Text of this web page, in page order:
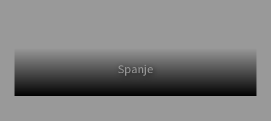
Spanje